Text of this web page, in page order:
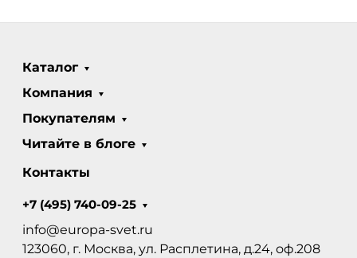
Каталог
Компания
Покупателям
Читайте в блоге
Контакты
+7 (495) 740-09-25
info@europa-svet.ru
123060, г. Москва, ул. Расплетина, д.24, оф.208